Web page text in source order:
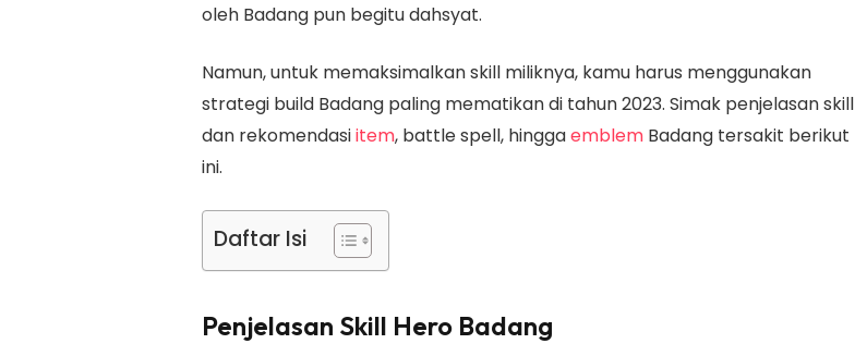
oleh Badang pun begitu dahsyat.
Namun, untuk memaksimalkan skill miliknya, kamu harus menggunakan
strategi build Badang paling mematikan di tahun 2023. Simak penjelasan skill
dan rekomendasiitem, battle spell, hinggaemblem Badang tersakit berikut
ini.
Daftar Isi
Penjelasan Skill Hero Badang